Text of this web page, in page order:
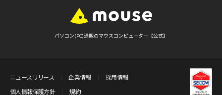
パソコン(PC)通販のマウスコンピューター【公式】
ニュースリリース 企業情報
採用情報
個人情報保護方針
規約